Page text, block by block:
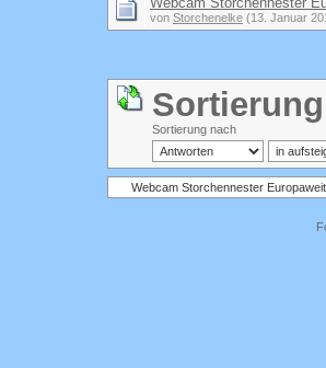
von Storchenelke (13. Januar
Sortierung nach